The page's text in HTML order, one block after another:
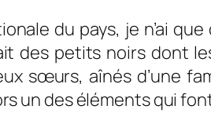
du pays, je n’ai
des petits noirs dont
sœurs, aînés d’une
un des éléments qui